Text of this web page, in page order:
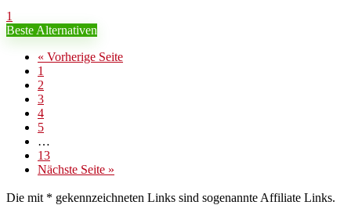
1
Beste Alternativen
« Vorherige Seite
1
2
3
4
5
…
13
Nächste Seite »
Die mit * gekennzeichneten Links sind sogenannte Affiliate Links.